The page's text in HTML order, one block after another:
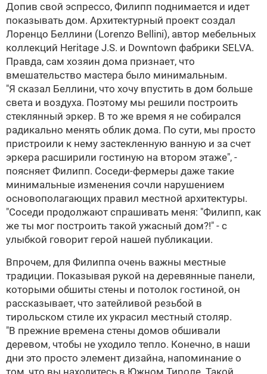
Допив свой эспрессо, Филипп поднимается и идет
показывать дом. Архитектурный проект создал
Лоренцо Беллини (Lorenzo Bellini), автор мебельных
коллекций Heritage J.S. и Downtown фабрики SELVA.
Правда, сам хозяин дома признает, что
вмешательство мастера было минимальным.
"Я сказал Беллини, что хочу впустить в дом больше
света и воздуха. Поэтому мы решили построить
стеклянный эркер. В то же время я не собирался
радикально менять облик дома. По сути, мы просто
пристроили к нему застекленную ванную и за счет
эркера расширили гостиную на втором этаже", -
поясняет Филипп. Соседи-фермеры даже такие
минимальные изменения сочли нарушением
основополагающих правил местной архитектуры.
"Соседи продолжают спрашивать меня: "Филипп, как
же ты мог построить такой ужасный дом?!" - с
улыбкой говорит герой нашей публикации.
Впрочем, для Филиппа очень важны местные
традиции. Показывая рукой на деревянные панели,
которыми обшиты стены и потолок гостиной, он
рассказывает, что затейливой резьбой в
тирольском стиле их украсил местный столяр.
"В прежние времена стены домов обшивали
деревом, чтобы не уходило тепло. Конечно, в наши
дни это просто элемент дизайна, напоминание о
том, что вы находитесь в Южном Тироле. Такой